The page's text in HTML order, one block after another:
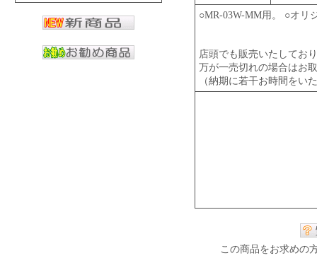
○MR-03W-MM用。 ○オリ
店頭でも販売いたしてお
万が一売切れの場合はお
（納期に若干お時間をい
この商品をお求めの